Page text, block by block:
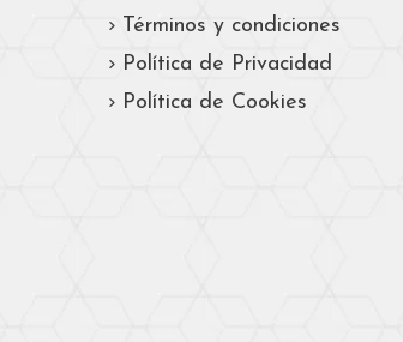
Términos y condiciones
Política de Privacidad
Política de Cookies